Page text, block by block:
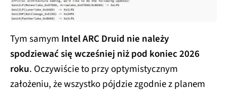
Tym samym Intel ARC Druid nie należy
spodziewać się wcześniej niż pod koniec 2026
roku. Oczywiście to przy optymistycznym
założeniu, że wszystko pójdzie zgodnie z planem